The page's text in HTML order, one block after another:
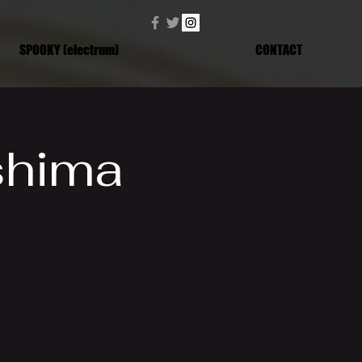
SPOOKY (electrum) CONTACT